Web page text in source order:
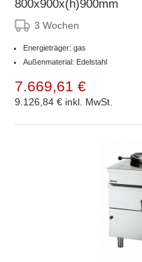
800x900x(h)900mm
3 Wochen
Energieträger: gas
Außenmaterial: Edelstahl
7.669,61 €
9.126,84 € inkl. MwSt.